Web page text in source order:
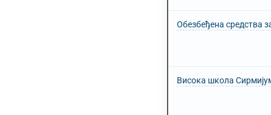
Обезбеђена средства
Висока школа